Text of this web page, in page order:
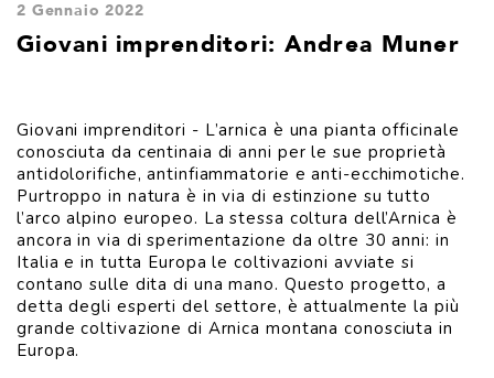
2 Gennaio 2022
Giovani imprenditori: Andrea Muner
Giovani imprenditori - L’arnica è una pianta officinale
conosciuta da centinaia di anni per le sue proprietà
antidolorifiche, antinfiammatorie e anti-ecchimotiche.
Purtroppo in natura è in via di estinzione su tutto
l’arco alpino europeo. La stessa coltura dell’Arnica è
ancora in via di sperimentazione da oltre 30 anni: in
Italia e in tutta Europa le coltivazioni avviate si
contano sulle dita di una mano. Questo progetto, a
detta degli esperti del settore, è attualmente la più
grande coltivazione di Arnica montana conosciuta in
Europa.